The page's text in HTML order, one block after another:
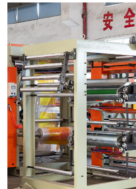
Კომპანია
Სიახლეები
Კონტაქტი
Ხშირად დასმული კითხვები